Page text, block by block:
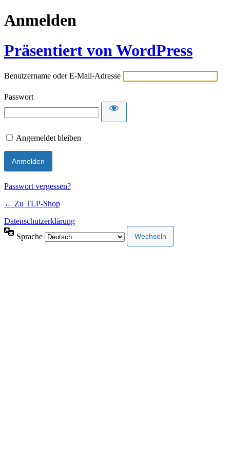
Anmelden
Präsentiert von WordPress
Benutzername oder E-Mail-Adresse
Passwort
Angemeldet bleiben
Passwort vergessen?
← Zu TLP-Shop
Datenschutzerklärung
Sprache